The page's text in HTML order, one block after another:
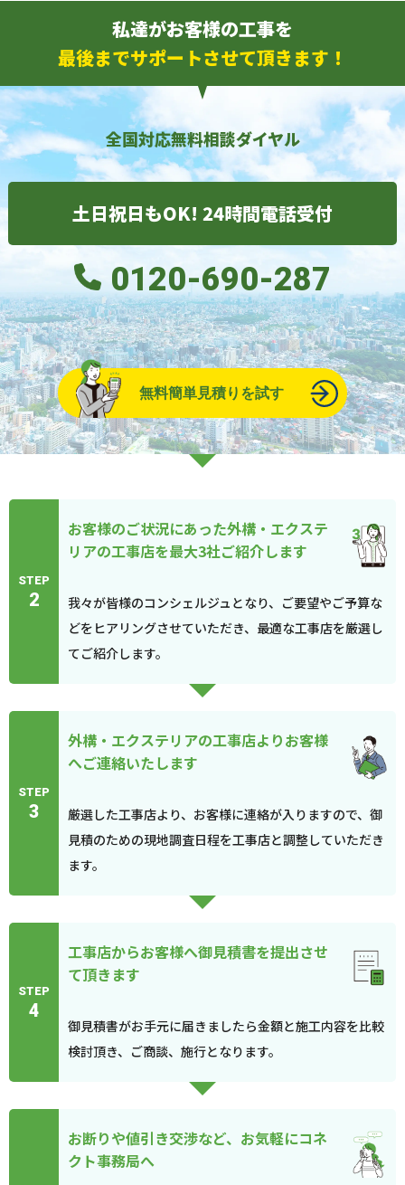
私達がお客様の工事を
最後までサポートさせて頂きます！
全国対応無料相談ダイヤル
土日祝日もOK! 24時間電話受付
0120-690-287
無料簡単見積りを試す
STEP
2
お客様のご状況にあった外構・エクステ
リアの工事店を最大3社ご紹介します
我々が皆様のコンシェルジュとなり、ご要望やご予算な
どをヒアリングさせていただき、最適な工事店を厳選し
てご紹介します。
STEP
3
外構・エクステリアの工事店よりお客様
へご連絡いたします
厳選した工事店より、お客様に連絡が入りますので、御
見積のための現地調査日程を工事店と調整していただき
ます。
STEP
4
工事店からお客様へ御見積書を提出させ
て頂きます
御見積書がお手元に届きましたら金額と施工内容を比較
検討頂き、ご商談、施行となります。
お断りや値引き交渉など、お気軽にコネ
クト事務局へ